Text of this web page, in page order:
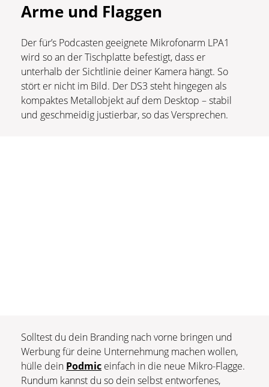
Arme und Flaggen
Der für’s Podcasten geeignete Mikrofonarm LPA1
wird so an der Tischplatte befestigt, dass er
unterhalb der Sichtlinie deiner Kamera hängt. So
stört er nicht im Bild. Der DS3 steht hingegen als
kompaktes Metallobjekt auf dem Desktop – stabil
und geschmeidig justierbar, so das Versprechen.
Solltest du dein Branding nach vorne bringen und
Werbung für deine Unternehmung machen wollen,
hülle dein Podmic einfach in die neue Mikro-Flagge.
Rundum kannst du so dein selbst entworfenes,